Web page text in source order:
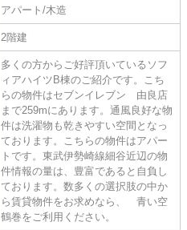
アパート/木造
2階建
多くの方からご好評頂いているソフ
ィアハイツB棟のご紹介です。こち
らの物件はセブンイレブン 由良店
まで259mにあります。通風良好な物
件は洗濯物も乾きやすい空間となっ
ております。こちらの物件はアパー
トです。東武伊勢崎線細谷近辺の物
件情報の量は、豊富であると自負し
ております。数多くの選択肢の中か
ら賃貸物件をお求めなら、 青い空
鶴巻をご利用ください。